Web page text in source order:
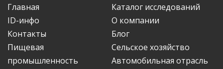
Главная
Каталог исследований
ID-инфо
О компании
Контакты
Блог
Пищевая
промышленность
Сельское хозяйство
Автомобильная отрасль